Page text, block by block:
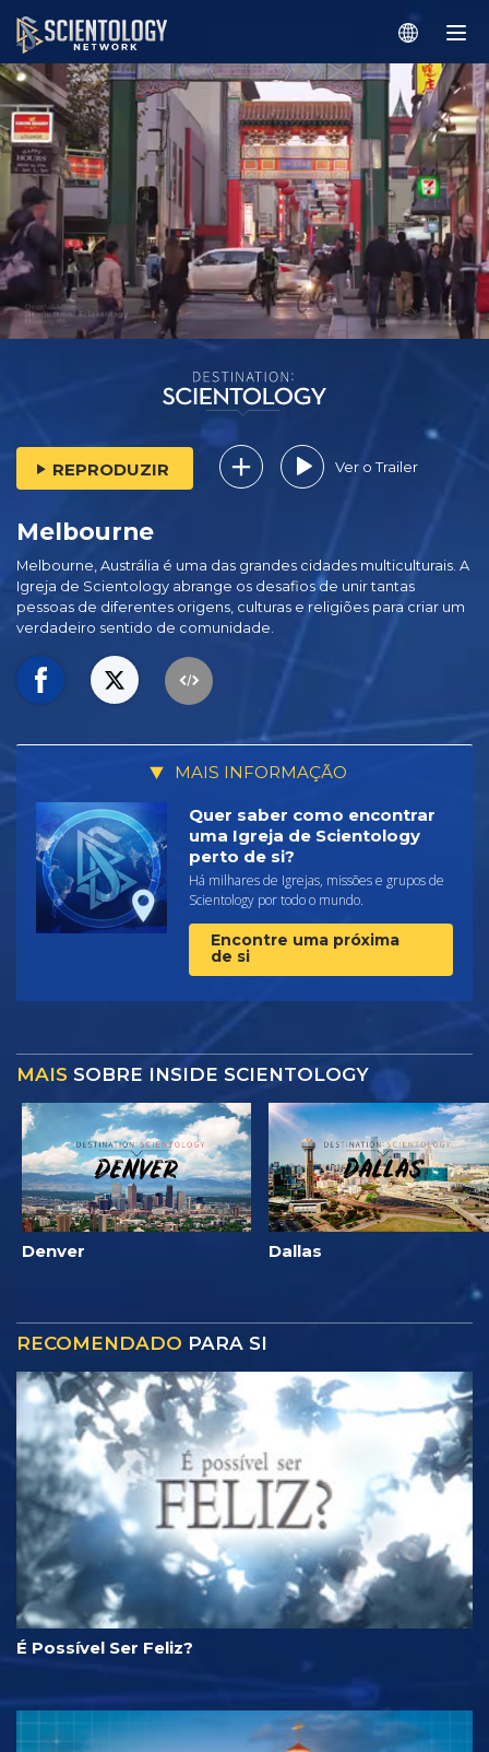
REPRODUZIR Ver o Trailer
Melbourne
Melbourne, Austrália é uma das grandes cidades multiculturais. A
Igreja de Scientology abrange os desafios de unir tantas
pessoas de diferentes origens, culturas e religiões para criar um
verdadeiro sentido de comunidade.
MAIS INFORMAÇÃO
Quer saber como encontrar
uma Igreja de Scientology
perto de si?
Há milhares de Igrejas, missões e grupos de
Scientology por todo o mundo.
Encontre uma próxima
de si
MAIS SOBRE INSIDE SCIENTOLOGY
Denver Dallas
RECOMENDADO PARA SI
É Possível Ser Feliz?